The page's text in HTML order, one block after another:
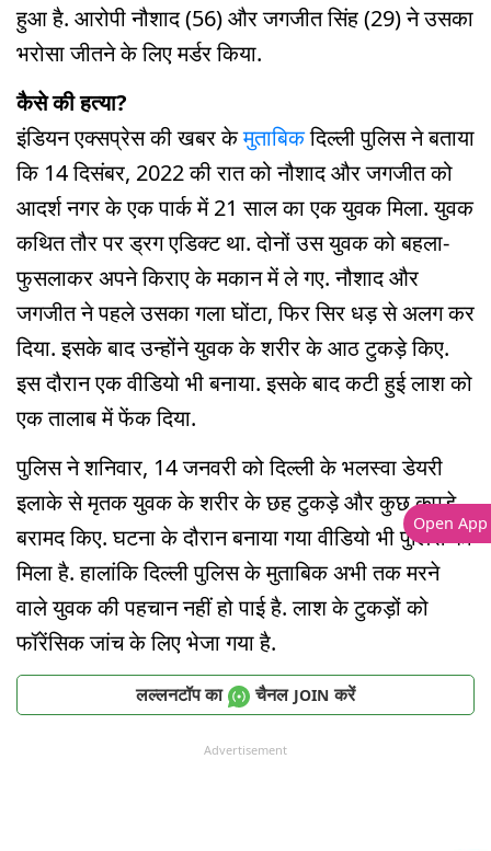
हुआ है. आरोपी नौशाद (56) और जगजीत सिंह (29) ने उसका
भरोसा जीतने के लिए मर्डर किया.
कैसे की हत्या?
इंडियन एक्सप्रेस की खबर केमुताबिकदिल्ली पुलिस ने बताया
कि 14 दिसंबर, 2022 की रात को नौशाद और जगजीत को
आदर्श नगर के एक पार्क में 21 साल का एक युवक मिला. युवक
कथित तौर पर ड्रग एडिक्ट था. दोनों उस युवक को बहला-
फुसलाकर अपने किराए के मकान में ले गए. नौशाद और
जगजीत ने पहले उसका गला घोंटा, फिर सिर धड़ से अलग कर
दिया. इसके बाद उन्होंने युवक के शरीर के आठ टुकड़े किए.
इस दौरान एक वीडियो भी बनाया. इसके बाद कटी हुई लाश को
एक तालाब में फेंक दिया.
पुलिस ने शनिवार, 14 जनवरी को दिल्ली के भलस्वा डेयरी
इलाके से मृतक युवक के शरीर के छह टुकड़े और कुछ कपड़े
बरामद किए. घटना के दौरान बनाया गया वीडियो भी पुलिस को
मिला है. हालांकि दिल्ली पुलिस के मुताबिक अभी तक मरने
वाले युवक की पहचान नहीं हो पाई है. लाश के टुकड़ों को
फॉरेंसिक जांच के लिए भेजा गया है.
लल्लनटॉप का चैनल JOIN करें
Advertisement
Open App